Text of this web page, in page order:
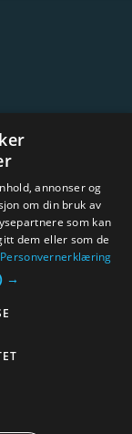
2026.
annonser og
om din bruk av
som kan
dem eller som de
Personvernerklæring
→